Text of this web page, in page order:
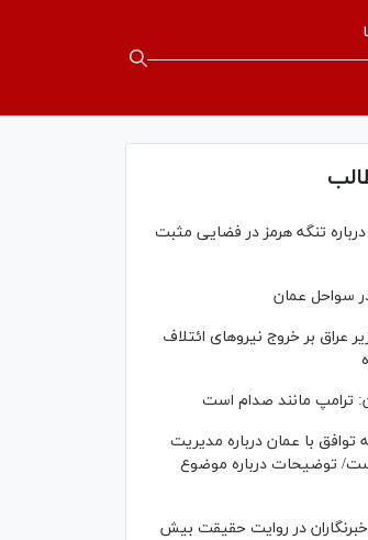
تنگه هرمز در فضایی مثبت
سواحل عمان
عراق بر خروج نیروهای ائتلاف
ترامپ مانند صدام است
توافق با عمان درباره مدیریت
توضیحات درباره موضوع
در روایت حقیقت بیش